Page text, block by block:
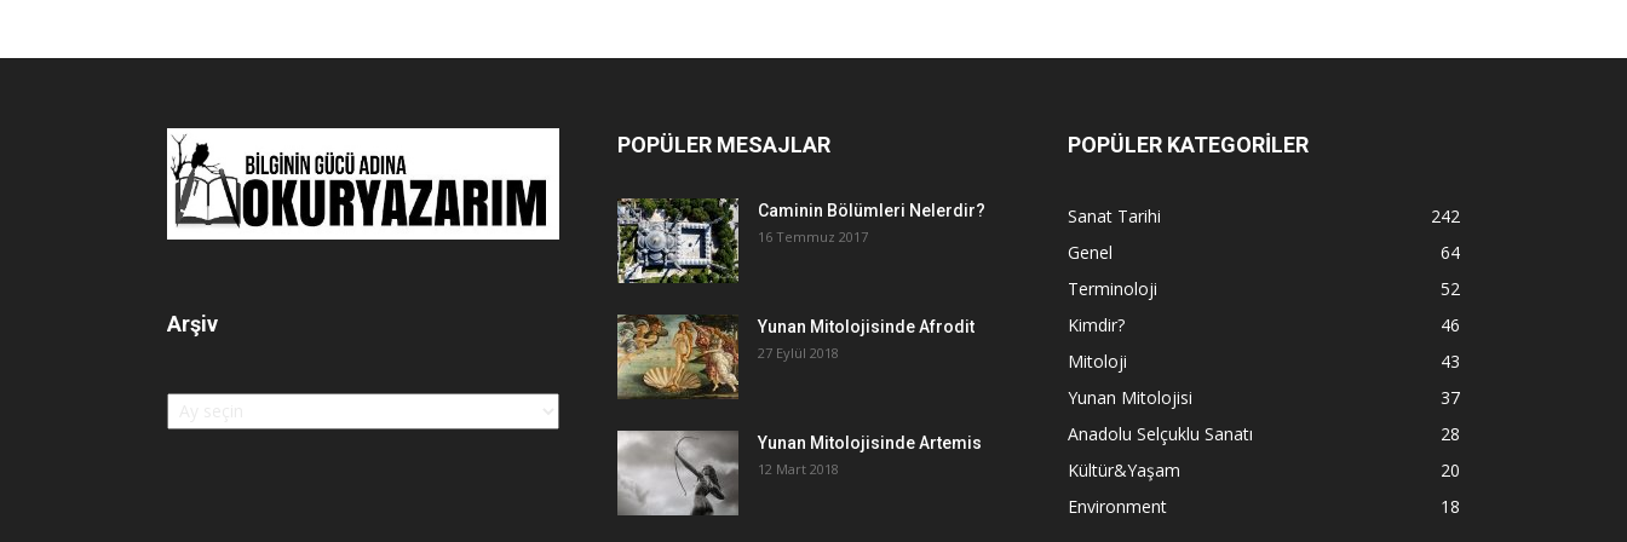
Arşiv
Arşiv
POPÜLER MESAJLAR
Caminin Bölümleri Nelerdir?
16 Temmuz 2017
Yunan Mitolojisinde Afrodit
27 Eylül 2018
Yunan Mitolojisinde Artemis
12 Mart 2018
POPÜLER KATEGORİLER
Sanat Tarihi
242
Genel
64
Terminoloji
52
Kimdir?
46
Mitoloji
43
Yunan Mitolojisi
37
Anadolu Selçuklu Sanatı
28
Kültür&Yaşam
20
Environment
18